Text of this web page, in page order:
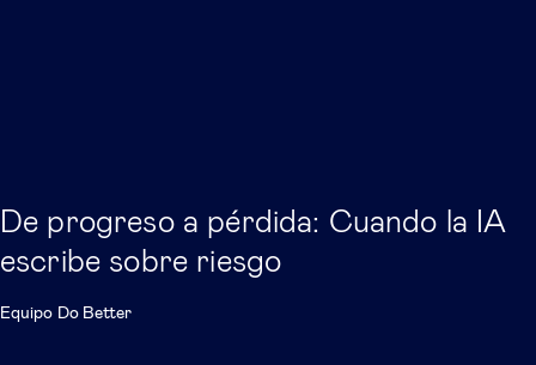
De progreso a pérdida: Cuando la IA
escribe sobre riesgo
Equipo Do Better